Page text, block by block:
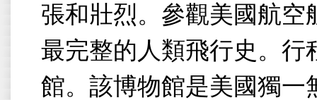
張和壯烈。參觀美國航
最完整的人類飛行史。行
館。該博物館是美國獨一